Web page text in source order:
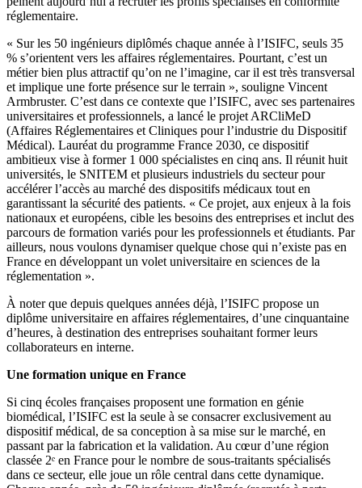
réglementaire.
« Sur les 50 ingénieurs diplômés chaque année à l’ISIFC, seuls 35
% s’orientent vers les affaires réglementaires. Pourtant, c’est un
métier bien plus attractif qu’on ne l’imagine, car il est très transversal
et implique une forte présence sur le terrain », souligne Vincent
Armbruster. C’est dans ce contexte que l’ISIFC, avec ses partenaires
universitaires et professionnels, a lancé le projet ARCliMeD
(Affaires Réglementaires et Cliniques pour l’industrie du Dispositif
Médical). Lauréat du programme France 2030, ce dispositif
ambitieux vise à former 1 000 spécialistes en cinq ans. Il réunit huit
universités, le SNITEM et plusieurs industriels du secteur pour
accélérer l’accès au marché des dispositifs médicaux tout en
garantissant la sécurité des patients. « Ce projet, aux enjeux à la fois
nationaux et européens, cible les besoins des entreprises et inclut des
parcours de formation variés pour les professionnels et étudiants. Par
ailleurs, nous voulons dynamiser quelque chose qui n’existe pas en
France en développant un volet universitaire en sciences de la
réglementation ».
À noter que depuis quelques années déjà, l’ISIFC propose un
diplôme universitaire en affaires réglementaires, d’une cinquantaine
d’heures, à destination des entreprises souhaitant former leurs
collaborateurs en interne.
Une formation unique en France
Si cinq écoles françaises proposent une formation en génie
biomédical, l’ISIFC est la seule à se consacrer exclusivement au
dispositif médical, de sa conception à sa mise sur le marché, en
passant par la fabrication et la validation. Au cœur d’une région
classée 2ᵉ en France pour le nombre de sous-traitants spécialisés
dans ce secteur, elle joue un rôle central dans cette dynamique.